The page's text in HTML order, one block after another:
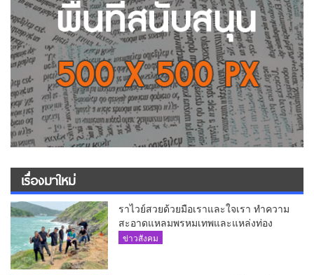
เรื่องมาใหม่
ราไวย์สวยด้วยมือเราและใจเรา ทำความ
สะอาดแหลมพรหมเทพและแหล่งท่อง
เที่ยว
ข่าวสังคม